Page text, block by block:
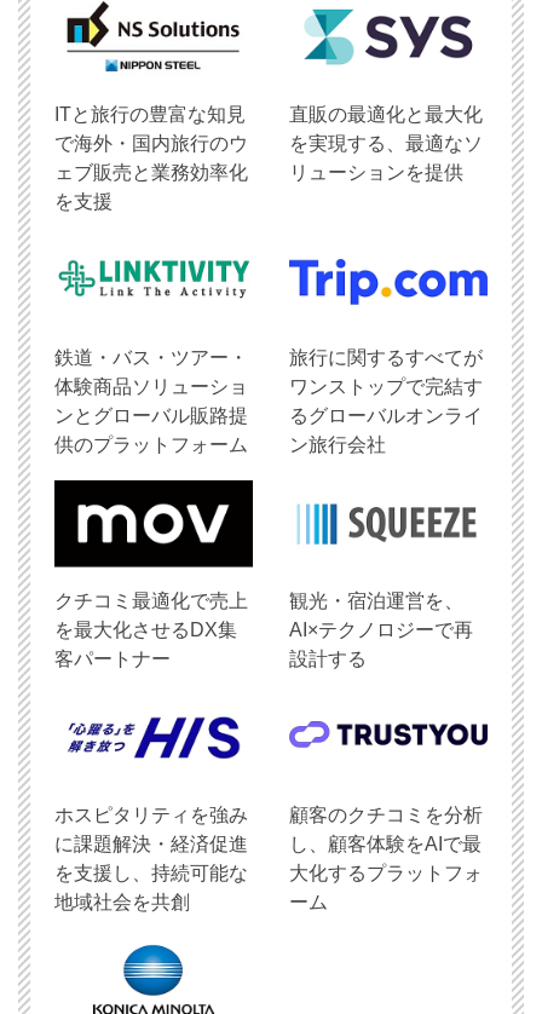
ITと旅行の豊富な知見
で海外・国内旅行のウ
ェブ販売と業務効率化
を支援
直販の最適化と最大化
を実現する、最適なソ
リューションを提供
鉄道・バス・ツアー・
体験商品ソリューショ
ンとグローバル販路提
供のプラットフォーム
旅行に関するすべてが
ワンストップで完結す
るグローバルオンライ
ン旅行会社
クチコミ最適化で売上
を最大化させるDX集
客パートナー
観光・宿泊運営を、
AI×テクノロジーで再
設計する
ホスピタリティを強み
に課題解決・経済促進
を支援し、持続可能な
地域社会を共創
顧客のクチコミを分析
し、顧客体験をAIで最
大化するプラットフォ
ーム